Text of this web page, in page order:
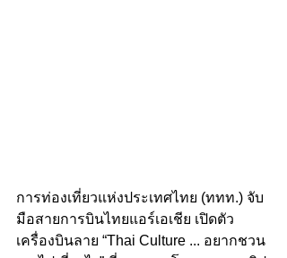
การท่องเที่ยวแห่งประเทศไทย (ททท.) จับ
มือสายการบินไทยแอร์เอเชีย เปิดตัว
เครื่องบินลาย “Thai Culture ... อยากชวน